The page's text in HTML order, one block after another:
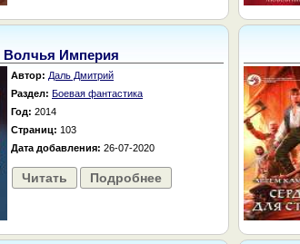
Волчья Империя
Автор: Даль Дмитрий
Раздел: Боевая фантастика
Год: 2014
Страниц: 103
Дата добавления: 26-07-2020
Читать Подробнее